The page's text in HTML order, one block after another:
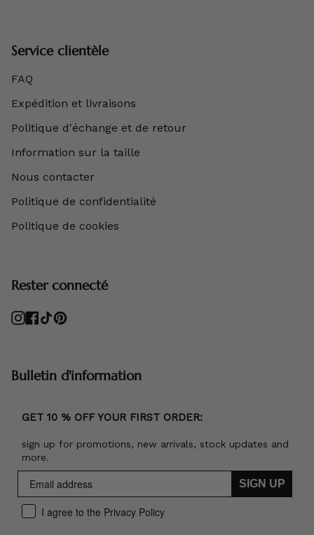
Service clientèle
FAQ
Expédition et livraisons
Politique d'échange et de retour
Information sur la taille
Nous contacter
Politique de confidentialité
Politique de cookies
Rester connecté
Instagram
Facebook
TikTokPinterest
Bulletin d'information
GET 10 % OFF YOUR FIRST ORDER:
sign up for promotions, new arrivals, stock updates and
more.
SIGN UP
I agree to the Privacy Policy